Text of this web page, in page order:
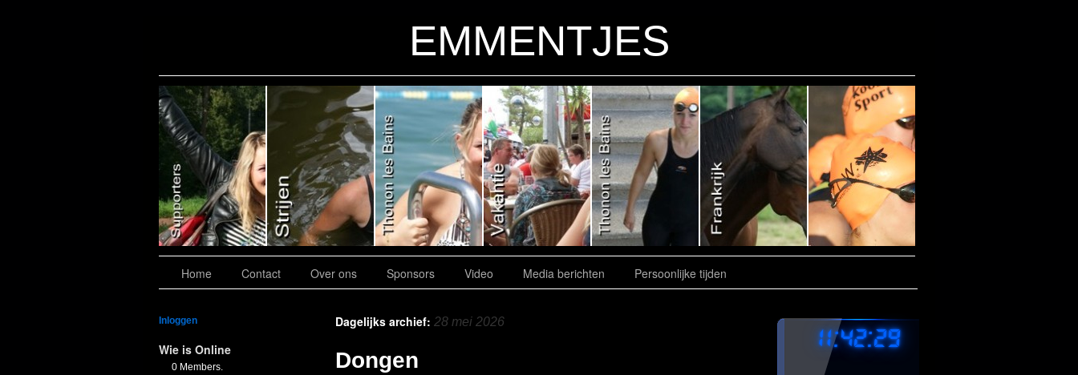
EMMENTJES
Home Contact Over ons Sponsors Video Media berichten Persoonlijke tijden
Inloggen
Wie is Online
0 Members.
11:42:30
Dagelijks archief: 28 mei 2026
Dongen